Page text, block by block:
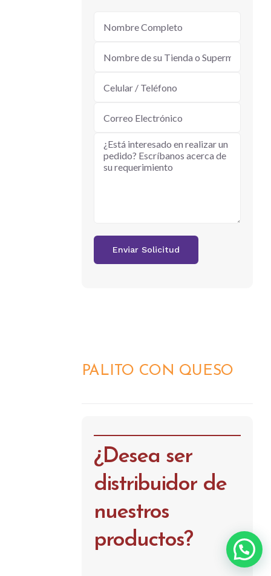
PALITO CON QUESO
¿Desea ser
distribuidor de
nuestros
productos?